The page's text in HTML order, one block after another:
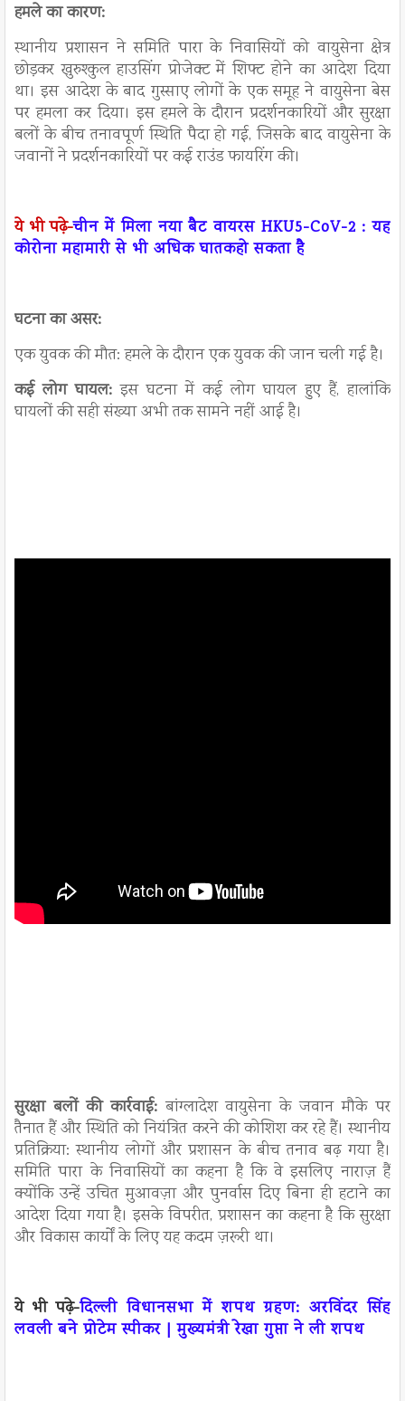
हमले का कारण:
स्थानीय प्रशासन ने समिति पारा के निवासियों को वायुसेना क्षेत्र
छोड़कर खुरुश्कुल हाउसिंग प्रोजेक्ट में शिफ्ट होने का आदेश दिया
था। इस आदेश के बाद गुस्साए लोगों के एक समूह ने वायुसेना बेस
पर हमला कर दिया। इस हमले के दौरान प्रदर्शनकारियों और सुरक्षा
बलों के बीच तनावपूर्ण स्थिति पैदा हो गई, जिसके बाद वायुसेना के
जवानों ने प्रदर्शनकारियों पर कई राउंड फायरिंग की।
ये भी पढ़े-चीन में मिला नया बैट वायरस HKU5-CoV-2 : यह
कोरोना महामारी से भी अधिक घातकहो सकता है
घटना का असर:
एक युवक की मौत: हमले के दौरान एक युवक की जान चली गई है।
कई लोग घायल: इस घटना में कई लोग घायल हुए हैं, हालांकि
घायलों की सही संख्या अभी तक सामने नहीं आई है।
सुरक्षा बलों की कार्रवाई:बांग्लादेश वायुसेना के जवान मौके पर
तैनात हैं और स्थिति को नियंत्रित करने की कोशिश कर रहे हैं। स्थानीय
प्रतिक्रिया: स्थानीय लोगों और प्रशासन के बीच तनाव बढ़ गया है।
समिति पारा के निवासियों का कहना है कि वे इसलिए नाराज़ हैं
क्योंकि उन्हें उचित मुआवज़ा और पुनर्वास दिए बिना ही हटाने का
आदेश दिया गया है। इसके विपरीत, प्रशासन का कहना है कि सुरक्षा
और विकास कार्यों के लिए यह कदम ज़रूरी था।
ये भी पढ़े-दिल्ली विधानसभा में शपथ ग्रहण: अरविंदर सिंह
लवली बने प्रोटेम स्पीकर | मुख्यमंत्री रेखा गुप्ता ने ली शपथ